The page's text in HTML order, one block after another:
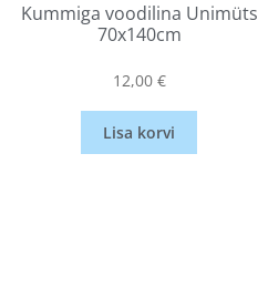
Kummiga voodilina Unimüts
70x140cm
12,00 €
Lisa korvi